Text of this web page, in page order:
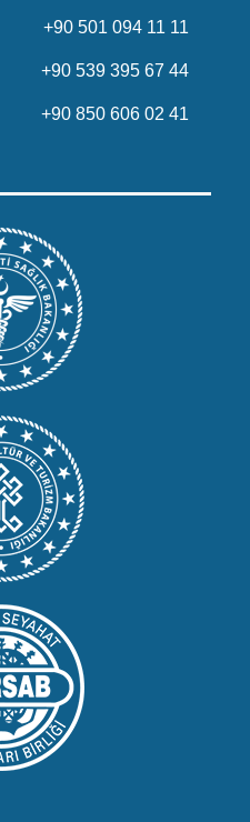
+90 501 094 11 11
+90 539 395 67 44
+90 850 606 02 41